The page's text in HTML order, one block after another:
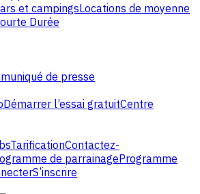
et campingsLocations de moyenne
Durée
de presse
Démarrer l’essai gratuitCentre
TarificationContactez-
de parrainageProgramme
S’inscrire